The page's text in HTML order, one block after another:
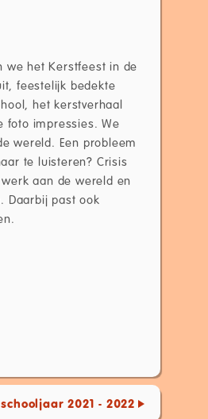
we het Kerstfeest in de
feestelijk bedekte
het kerstverhaal
foto impressies. We
wereld. Een probleem
te luisteren? Crisis
aan de wereld en
Daarbij past ook
2021 - 2022